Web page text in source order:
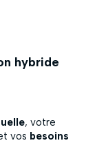
hybride
, votre
vos besoins